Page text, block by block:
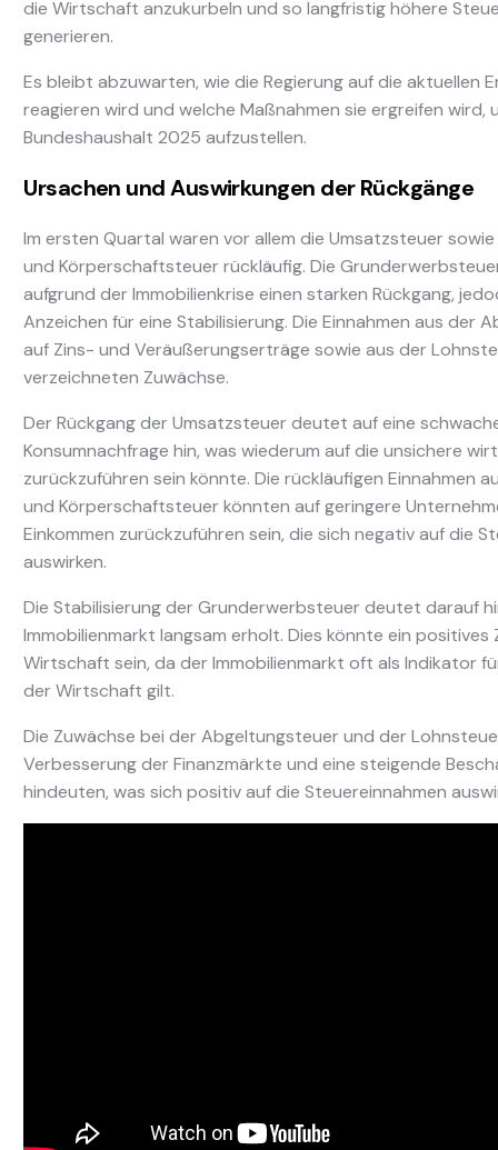
die Wirtschaft anzukurbeln und so langfristig höhere
generieren.
Es bleibt abzuwarten, wie die Regierung auf die aktuellen
reagieren wird und welche Maßnahmen sie ergreifen wird,
Bundeshaushalt 2025 aufzustellen.
Ursachen und Auswirkungen der Rückgänge
Im ersten Quartal waren vor allem die Umsatzsteuer
und Körperschaftsteuer rückläufig. Die
aufgrund der Immobilienkrise einen starken Rückgang,
Anzeichen für eine Stabilisierung. Die Einnahmen aus der
auf Zins- und Veräußerungserträge sowie aus der
verzeichneten Zuwächse.
Der Rückgang der Umsatzsteuer deutet auf eine
Konsumnachfrage hin, was wiederum auf die unsichere
zurückzuführen sein könnte. Die rückläufigen Einnahmen
und Körperschaftsteuer könnten auf geringere
Einkommen zurückzuführen sein, die sich negativ auf die
auswirken.
Die Stabilisierung der Grunderwerbsteuer deutet darauf
Immobilienmarkt langsam erholt. Dies könnte ein positives
Wirtschaft sein, da der Immobilienmarkt oft als Indikator
der Wirtschaft gilt.
Die Zuwächse bei der Abgeltungsteuer und der
Verbesserung der Finanzmärkte und eine steigende
hindeuten, was sich positiv auf die Steuereinnahmen